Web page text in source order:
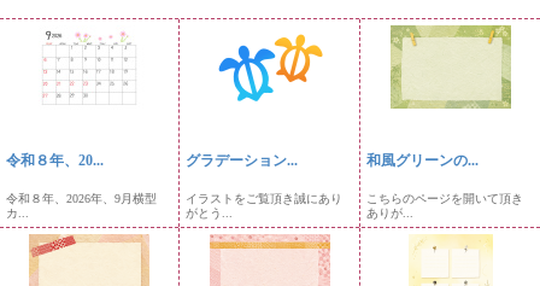
令和８年、20...
令和８年、2026年、9月横型
カ...
グラデーション...
イラストをご覧頂き誠にあり
がとう...
和風グリーンの...
こちらのページを開いて頂き
ありが...